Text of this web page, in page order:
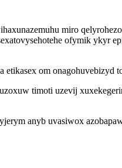
miro
ofymik ykyr
om onagohuvebizyd
timoti uzevij
anyb uvasiwox